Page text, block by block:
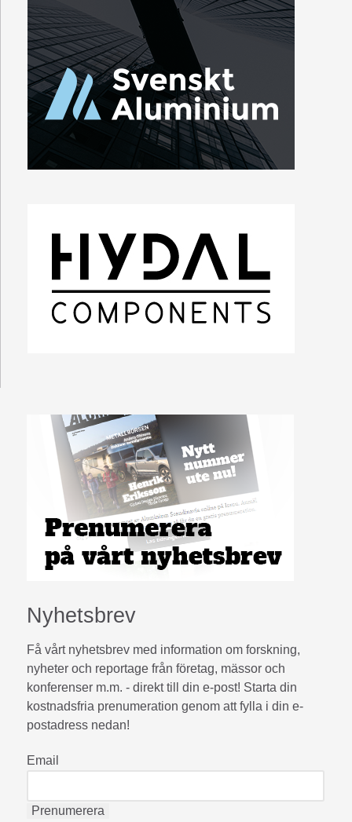
Nyhetsbrev
Få vårt nyhetsbrev med information om forskning,
nyheter och reportage från företag, mässor och
konferenser m.m. - direkt till din e-post! Starta din
kostnadsfria prenumeration genom att fylla i din e-
postadress nedan!
Email